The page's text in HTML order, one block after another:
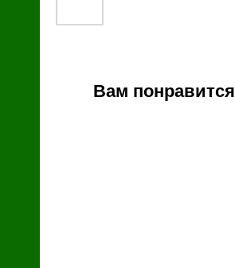
Вам понравится